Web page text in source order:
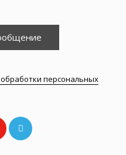
персональных